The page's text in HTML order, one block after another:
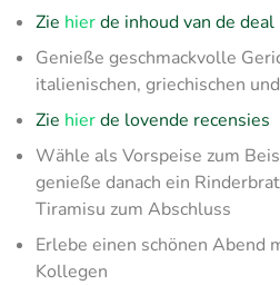
Zie hierde inhoud van de deal
Genieße geschmackvolle
italienischen, griechischen
Zie hierde lovende recensies
Wähle als Vorspeise zum
genieße danach ein
Tiramisu zum Abschluss
Erlebe einen schönen Abend
Kollegen